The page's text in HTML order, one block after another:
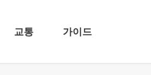
교통 가이드